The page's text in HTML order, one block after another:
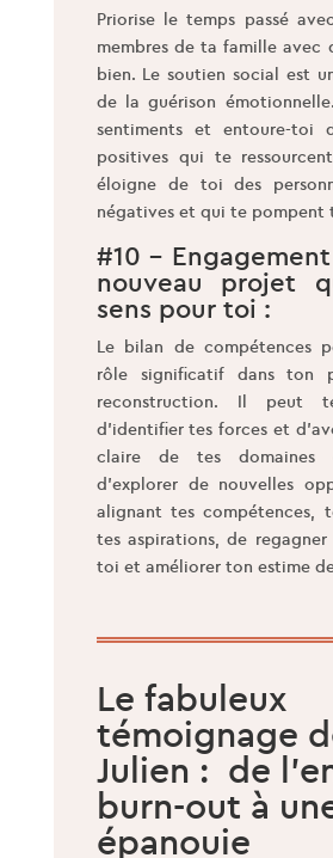
Priorise le temps passé
membres de ta famille avec
bien. Le soutien social est
de la guérison
sentiments et entoure-toi
positives qui te
éloigne de toi des
négatives et qui te pompent
#10 –
nouveau projet
sens pour toi :
Le bilan de compétences
rôle significatif dans ton
reconstruction. Il peut
d’identifier tes forces et
claire de tes domaines
d’explorer de nouvelles
alignant tes compétences,
tes aspirations, de regagner
toi et améliorer ton estime
Le fabuleux
témoignage
Julien : de
burn-out à
épanouie